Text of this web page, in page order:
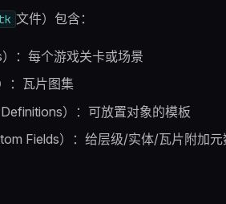
文件）包含：
）：每个游戏关卡或场景
：瓦片图集
Definitions）：可放置对象的模板
Fields）：给层级/实体/瓦片附加元